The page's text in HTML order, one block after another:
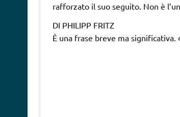
rafforzato il suo seguito. Non è
DI PHILIPP FRITZ
È una frase breve ma significativa.